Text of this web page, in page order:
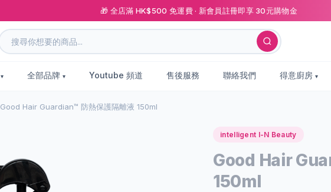
🎁 全店滿 HK$500 免運費 · 新會員註冊即享 30元購物金
全部品牌 Youtube 頻道 售後服務 聯絡我們 得意廚房
Good Hair Guardian™ 防熱保護隔離液 150ml
intelligent I-N Beauty
Good Hair
150ml